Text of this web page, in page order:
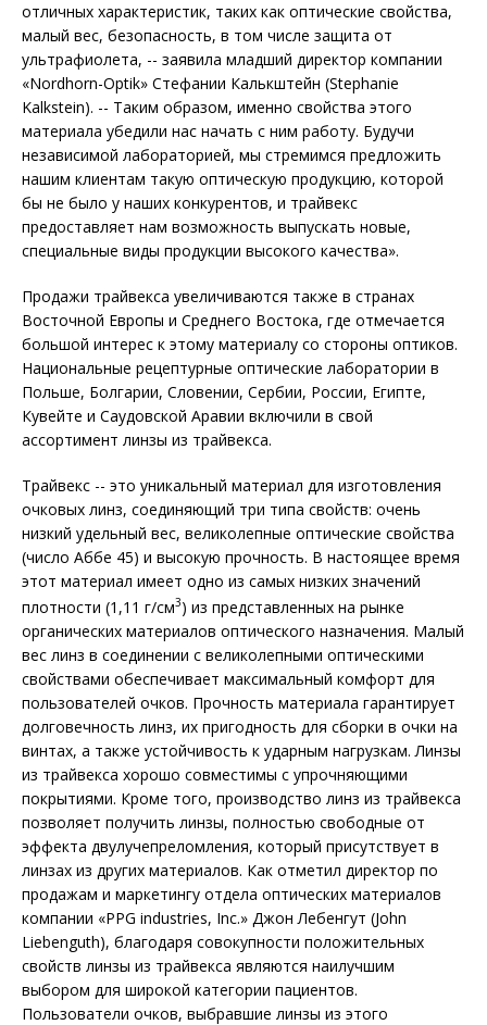
отличных характеристик, таких как оптические свойства,
малый вес, безопасность, в том числе защита от
ультрафиолета, -- заявила младший директор компании
«Nordhorn-Optik» Стефании Калькштейн (Stephanie
Kalkstein). -- Таким образом, именно свойства этого
материала убедили нас начать с ним работу. Будучи
независимой лабораторией, мы стремимся предложить
нашим клиентам такую оптическую продукцию, которой
бы не было у наших конкурентов, и трайвекс
предоставляет нам возможность выпускать новые,
специальные виды продукции высокого качества».
Продажи трайвекса увеличиваются также в странах
Восточной Европы и Среднего Востока, где отмечается
большой интерес к этому материалу со стороны оптиков.
Национальные рецептурные оптические лаборатории в
Польше, Болгарии, Словении, Сербии, России, Египте,
Кувейте и Саудовской Аравии включили в свой
ассортимент линзы из трайвекса.
Трайвекс -- это уникальный материал для изготовления
очковых линз, соединяющий три типа свойств: очень
низкий удельный вес, великолепные оптические свойства
(число Аббе 45) и высокую прочность. В настоящее время
этот материал имеет одно из самых низких значений
плотности (1,11 г/см3) из представленных на рынке
органических материалов оптического назначения. Малый
вес линз в соединении с великолепными оптическими
свойствами обеспечивает максимальный комфорт для
пользователей очков. Прочность материала гарантирует
долговечность линз, их пригодность для сборки в очки на
винтах, а также устойчивость к ударным нагрузкам. Линзы
из трайвекса хорошо совместимы с упрочняющими
покрытиями. Кроме того, производство линз из трайвекса
позволяет получить линзы, полностью свободные от
эффекта двулучепреломления, который присутствует в
линзах из других материалов. Как отметил директор по
продажам и маркетингу отдела оптических материалов
компании «PPG industries, Inc.» Джон Лебенгут (John
Liebenguth), благодаря совокупности положительных
свойств линзы из трайвекса являются наилучшим
выбором для широкой категории пациентов.
Пользователи очков, выбравшие линзы из этого